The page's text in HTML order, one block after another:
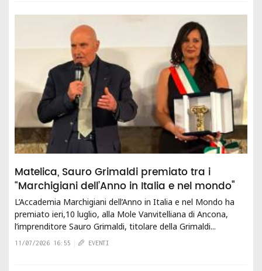
Matelica, Sauro Grimaldi premiato tra i
“Marchigiani dell’Anno in Italia e nel mondo"
L’Accademia Marchigiani dell’Anno in Italia e nel Mondo ha
premiato ieri,10 luglio, alla Mole Vanvitelliana di Ancona,
l’imprenditore Sauro Grimaldi, titolare della Grimaldi...
11/07/2026 16:55 EVENTI